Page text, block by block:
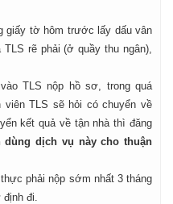
giấy tờ hôm trước lấy dấu vân
rẽ phải (ở quầy thu ngân),
TLS nộp hồ sơ, trong quá
TLS sẽ hỏi có chuyển về
kết quả về tận nhà thì đăng
dùng dịch vụ này cho thuận
phải nộp sớm nhất 3 tháng
đi.